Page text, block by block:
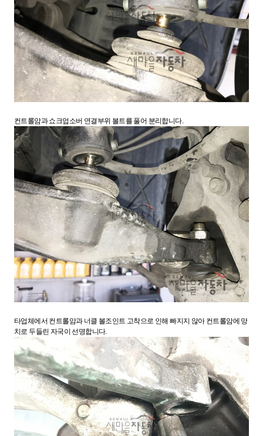
컨트롤암과 쇼크업소버 연결부위 볼트를 풀어 분리합니다.
타업체에서 컨트롤암과 너클 볼조인트 고착으로 인해 빠지지 않아 컨트롤암에 망
치로 두들린 자국이 선명합니다.